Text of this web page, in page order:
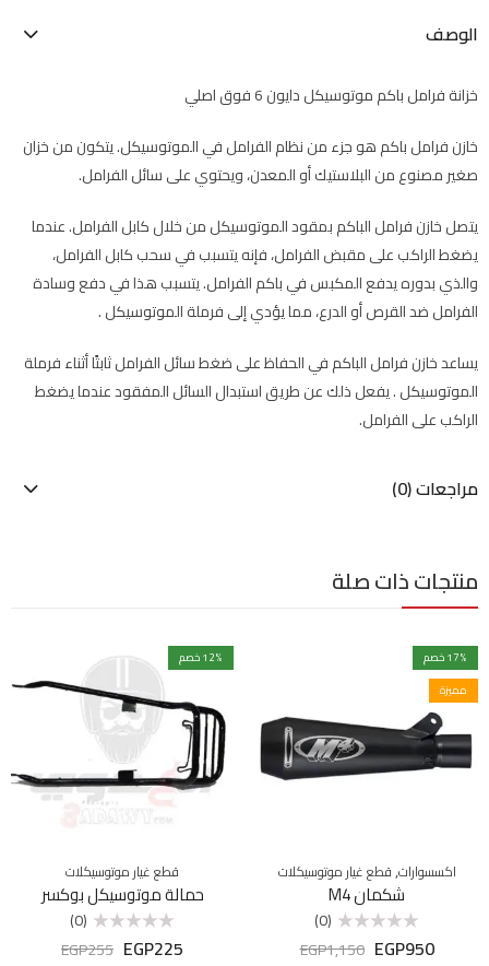
الوصف
خزانة فرامل باكم موتوسيكل دايون 6 فوق اصلي
خازن فرامل باكم هو جزء من نظام الفرامل في الموتوسيكل. يتكون من خزان
صغير مصنوع من البلاستيك أو المعدن، ويحتوي على سائل الفرامل.
يتصل خازن فرامل الباكم بمقود الموتوسيكل من خلال كابل الفرامل. عندما
يضغط الراكب على مقبض الفرامل، فإنه يتسبب في سحب كابل الفرامل،
والذي بدوره يدفع المكبس في باكم الفرامل. يتسبب هذا في دفع وسادة
الفرامل ضد القرص أو الدرع، مما يؤدي إلى فرملة الموتوسيكل .
يساعد خازن فرامل الباكم في الحفاظ على ضغط سائل الفرامل ثابتًا أثناء فرملة
الموتوسيكل . يفعل ذلك عن طريق استبدال السائل المفقود عندما يضغط
الراكب على الفرامل.
مراجعات (0)
منتجات ذات صلة
17% خصم
مميزة
اكسسوارات,قطع غيار موتوسيكلات
شكمان M4
التقييم
(0)
EGP950
EGP1,150
12% خصم
قطع غيار موتوسيكلات
حمالة موتوسيكل بوكسر
التقييم
(0)
EGP225
EGP255